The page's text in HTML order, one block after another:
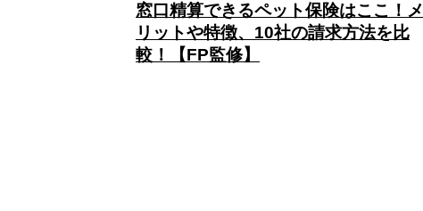
窓口精算できるペット保険はここ！メ
リットや特徴、10社の請求方法を比
較！【FP監修】